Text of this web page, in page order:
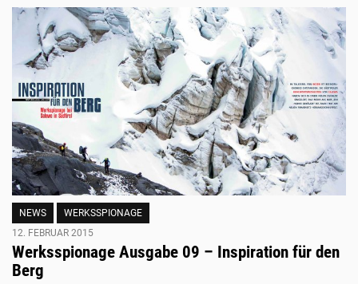
NEWS
WERKSSPIONAGE
12. FEBRUAR 2015
Werksspionage Ausgabe 09 – Inspiration für den
Berg